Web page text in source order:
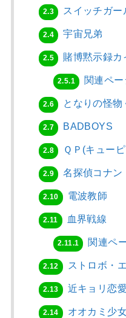
2.3 スイッチガー
2.4 宇宙兄弟
2.5 賭博黙示録カ
2.5.1 関連ペー
2.6 となりの怪物
2.7 BADBOYS
2.8 ＱＰ(キュー
2.9 名探偵コナン
2.10 電波教師
2.11 血界戦線
2.11.1 関連ペ
2.12 ストロボ・
2.13 近キョリ恋愛
2.14 オオカミ少